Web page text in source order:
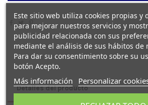
Detalles del producto
Este sitio web utiliza cookies propias y
para mejorar nuestros servicios y
publicidad relacionada con sus
mediante el análisis de sus hábitos de
Para dar su consentimiento sobre su
botón Acepto.
Más información Personalizar